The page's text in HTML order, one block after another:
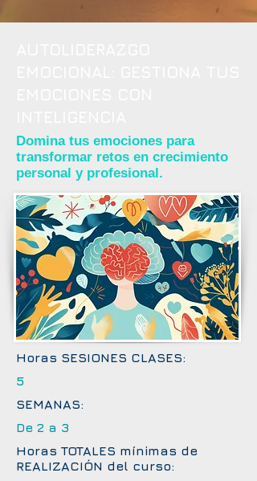
Domina tus emociones para
transformar retos en crecimiento
personal y profesional.
Horas SESIONES CLASES:
5
SEMANAS:
De 2 a 3
Horas TOTALES mínimas de
REALIZACIÓN del curso: